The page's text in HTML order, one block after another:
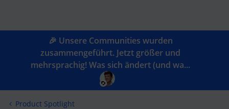
🎉 Unsere Communities wurden
zusammengeführt. Jetzt größer und
mehrsprachig! Was sich ändert (und wa...
Product Spotlight